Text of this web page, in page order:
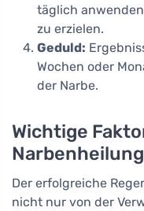
täglich
zu erzielen.
Geduld:
Wochen oder
der Narbe.
Wichtige
Narbenheilung
Der erfolgreiche
nicht nur von der